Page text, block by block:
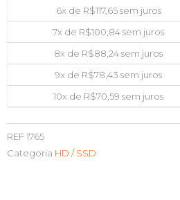
6x de R$117,65sem juros
7x de R$100,84sem juros
8x de R$88,24sem juros
9x de R$78,43 sem juros
10x de R$70,59 sem juros
REF1765
Categoria HD / SSD